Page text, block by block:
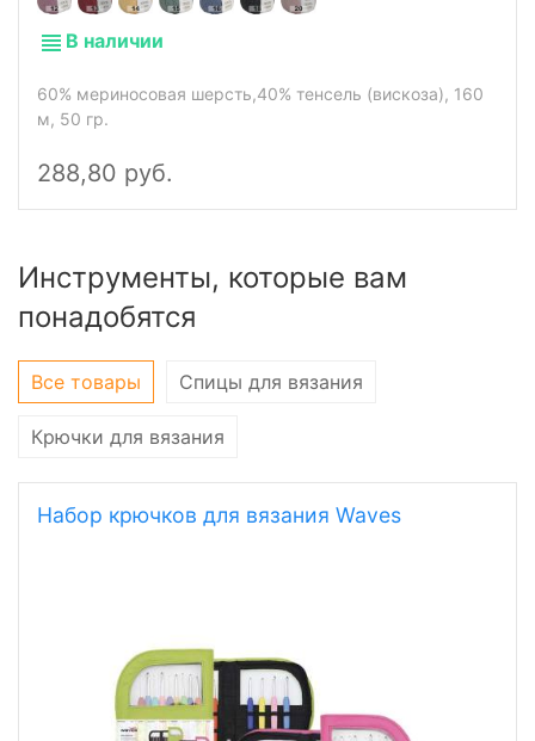
В наличии
60% мериносовая шерсть,40% тенсель (вискоза), 160
м, 50 гр.
288,80 руб.
Инструменты, которые вам
понадобятся
Все товары Спицы для вязания
Крючки для вязания
Набор крючков для вязания Waves